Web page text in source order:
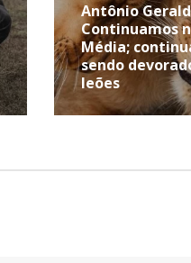
Antônio
Continuamos
Média;
sendo
leões